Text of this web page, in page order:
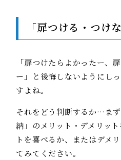
「扉つける・つけ
「扉つけたらよかったー、
ー」と後悔しないようにし
すよね。
それをどう判断するか…ま
納」のメリット・デメリッ
トを喜べるか、またはデメ
てみてください。